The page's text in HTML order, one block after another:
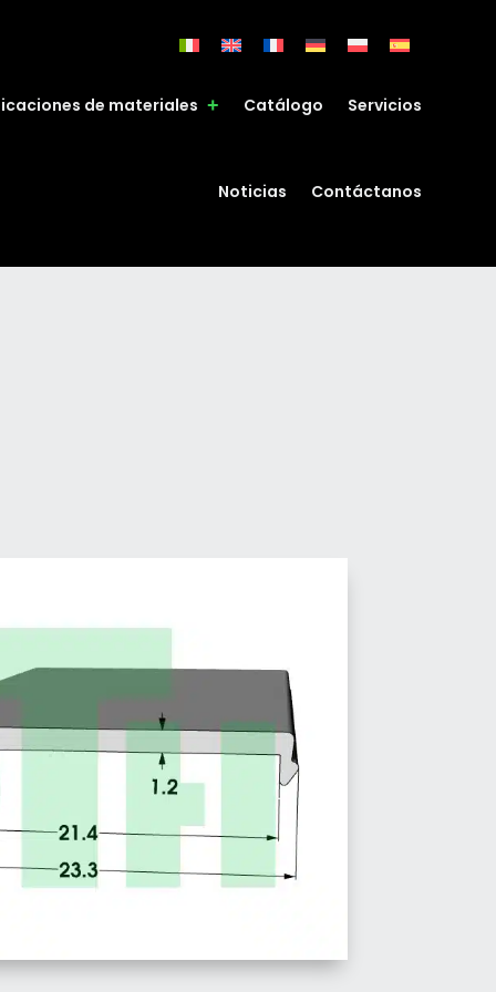
de materiales Catálogo Servicios
Noticias Contáctanos